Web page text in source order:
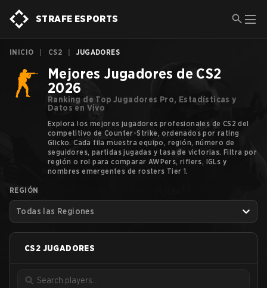
STRAFE ESPORTS
INICIO CS2 JUGADORES
Mejores Jugadores de CS2
2026
Ranking de Top Jugadores Pro, Estadísticas y
Datos en Vivo
Explora los mejores jugadores profesionales de CS2 del
competitivo de Counter-Strike, ordenados por rating
Glicko. Cada fila muestra equipo, región, número de
seguidores, partidas jugadas y tasa de victorias. Filtra por
región o rol para comparar AWPers, riflers, IGLs y
nombres emergentes de rosters Tier 1.
REGIÓN
Todas las Regiones
CS2 JUGADORES